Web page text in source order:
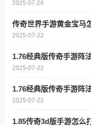
2025-07-24
传奇世界手游黄金宝马
2025-07-22
1.76经典版传奇手游阵
2025-07-22
1.76经典版传奇手游阵
2025-07-22
1.85传奇3d版手游怎么